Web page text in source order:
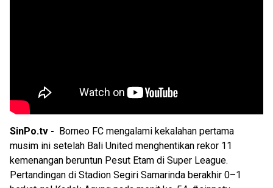
SinPo.tv -
Borneo FC mengalami kekalahan pertama
musim ini setelah Bali United menghentikan rekor 11
kemenangan beruntun Pesut Etam di Super League.
Pertandingan di Stadion Segiri Samarinda berakhir 0–1